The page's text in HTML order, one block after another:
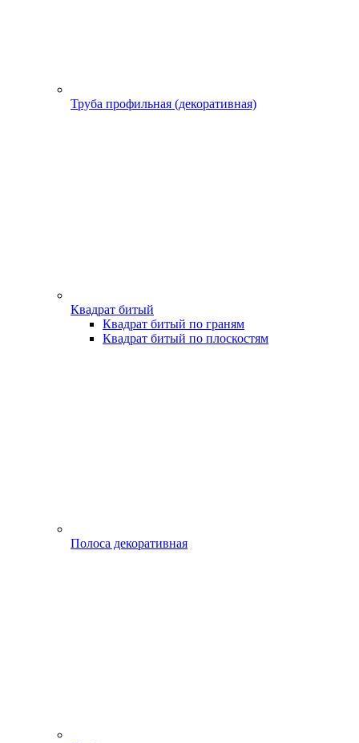
Труба профильная (декоративная)
Квадрат битый
Квадрат битый по граням
Квадрат битый по плоскостям
Полоса декоративная